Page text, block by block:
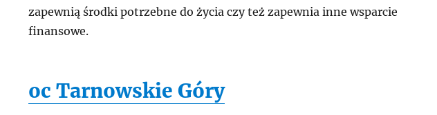
zapewnią środki potrzebne do życia czy też zapewnia inne wsparcie
finansowe.
oc Tarnowskie Góry